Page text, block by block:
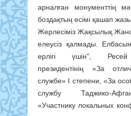
арналған монументтің
боздақтың есімі қашап
Жерлесіміз Жақсылық
елеусіз қалмады.
ерлігі үшін",
президентінің «За
службе» І степени, «За
службу Таджико-
«Участнику локальных